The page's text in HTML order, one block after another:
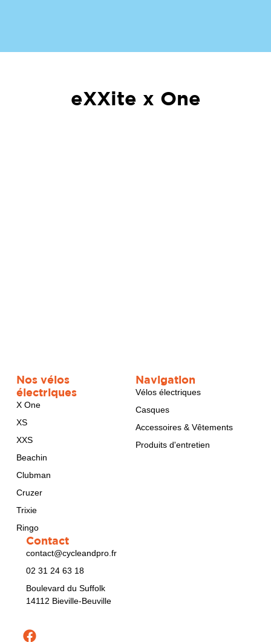
eXXite x One
Nos vélos
électriques
X One
XS
XXS
Beachin
Clubman
Cruzer
Trixie
Ringo
Navigation
Vélos électriques
Casques
Accessoires & Vêtements
Produits d'entretien
Contact
contact@cycleandpro.fr
02 31 24 63 18
Boulevard du Suffolk
14112 Bieville-Beuville